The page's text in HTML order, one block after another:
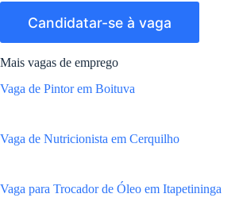
Mais vagas de emprego
Vaga de Pintor em Boituva
Vaga de Nutricionista em Cerquilho
Vaga para Trocador de Óleo em Itapetininga